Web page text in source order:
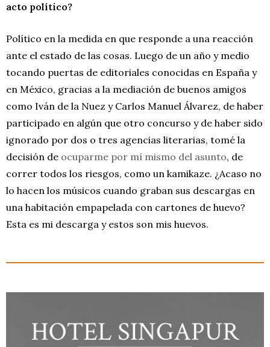
acto político?
Político en la medida en que responde a una reacción
ante el estado de las cosas. Luego de un año y medio
tocando puertas de editoriales conocidas en España y
en México, gracias a la mediación de buenos amigos
como Iván de la Nuez y Carlos Manuel Álvarez, de haber
participado en algún que otro concurso y de haber sido
ignorado por dos o tres agencias literarias, tomé la
decisión de ocuparme por mí mismo del asunto, de
correr todos los riesgos, como un kamikaze. ¿Acaso no
lo hacen los músicos cuando graban sus descargas en
una habitación empapelada con cartones de huevo?
Esta es mi descarga y estos son mis huevos.